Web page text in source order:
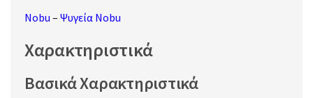
Nobu – Ψυγεία Nobu
Χαρακτηριστικά
Βασικά Χαρακτηριστικά